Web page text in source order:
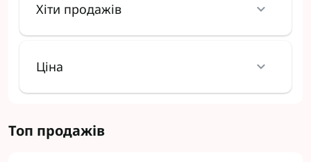
Хіти продажів
Ціна
Топ продажів